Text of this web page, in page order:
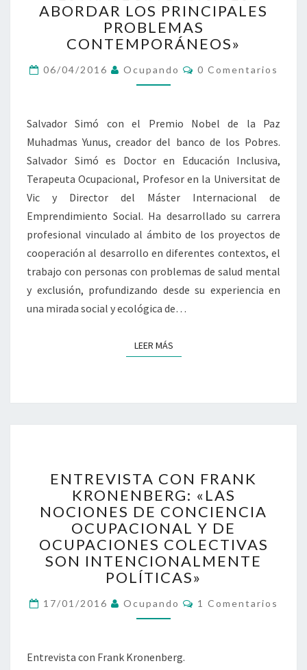
CONSTRUIR
UNA
PROFESIÓN
RECONOCIDA,
UNA
ABORDAR
LOS
PRINCIPALES
CONTEMPORÁNEOS»
ABORDAR LOS PRINCIPALES
PROBLEMAS
CONTEMPORÁNEOS»
06/04/2016 Ocupando Comentarios
0 Comentarios
Salvador Simó con el Premio Nobel de la Paz
Muhadmas Yunus, creador del banco de los Pobres.
Salvador Simó es Doctor en Educación Inclusiva,
Terapeuta Ocupacional, Profesor en la Universitat de
Vic y Director del Máster Internacional de
Emprendimiento Social. Ha desarrollado su carrera
profesional vinculado al ámbito de los proyectos de
cooperación al desarrollo en diferentes contextos, el
trabajo con personas con problemas de salud mental
y exclusión, profundizando desde su experiencia en
una mirada social y ecológica de…
LEER MÁSLEER MÁS
CON
FRANK
KRONENBERG:
«LAS
NOCIONES
DE
CONCIENCIA
OCUPACIONAL
Y
DE
SON
ENTREVISTA CON FRANK
KRONENBERG: «LAS
NOCIONES DE CONCIENCIA
OCUPACIONAL Y DE
OCUPACIONES COLECTIVAS
SON INTENCIONALMENTE
POLÍTICAS»
17/01/2016 Ocupando Comentarios
1 Comentarios
Entrevista con Frank Kronenberg.